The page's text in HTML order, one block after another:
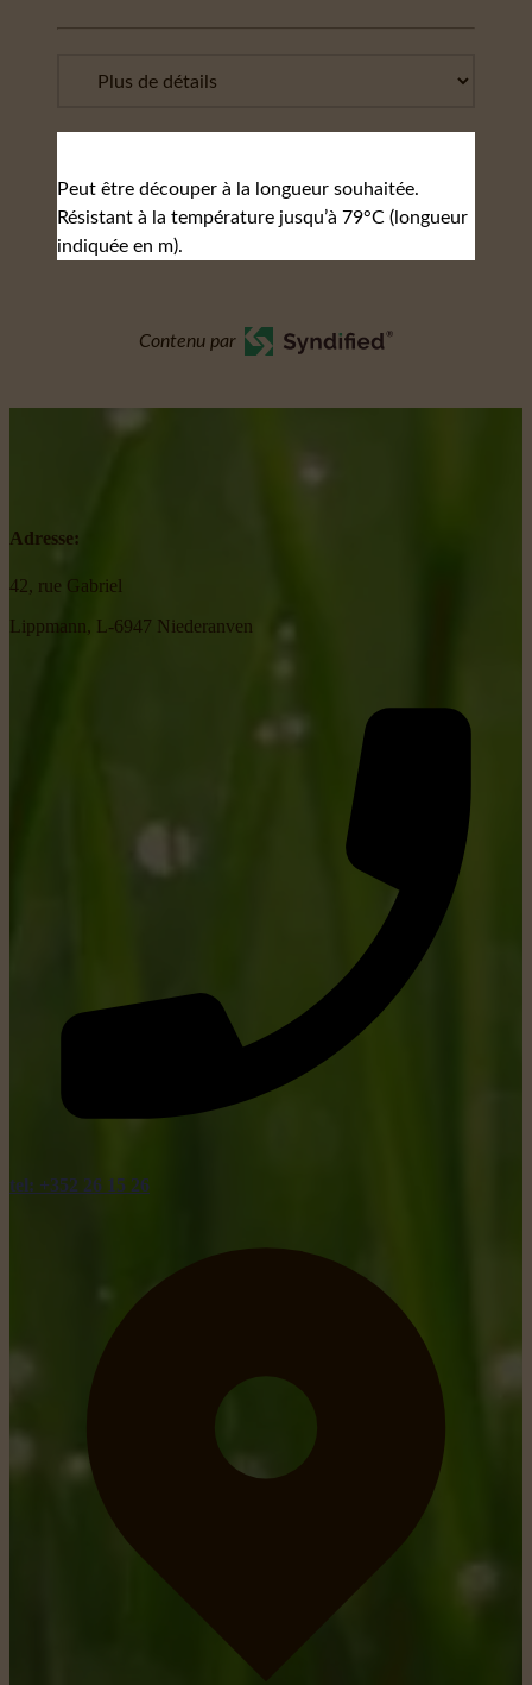
Peut être découper à la longueur souhaitée.
Résistant à la température jusqu’à 79°C (longueur
indiquée en m).
Contenu par
Adresse:
42, rue Gabriel
Lippmann, L-6947 Niederanven
tel: +352 26 15 26